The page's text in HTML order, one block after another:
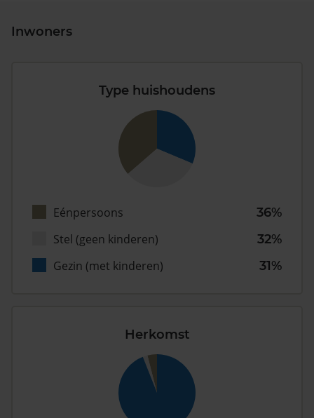
Inwoners
Type huishoudens
Eénpersoons
36%
Stel (geen kinderen)
32%
Gezin (met kinderen)
31%
Herkomst